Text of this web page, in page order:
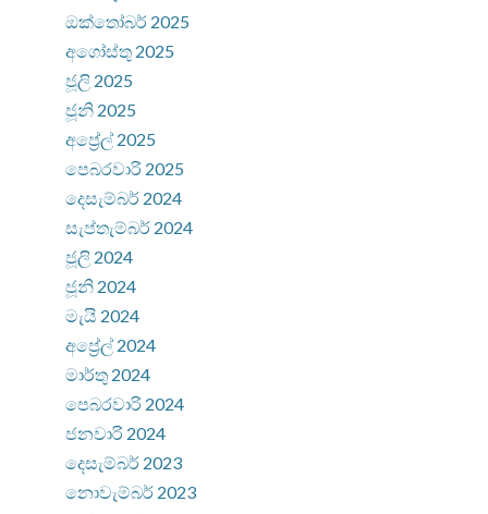
ඔක්තෝබර් 2025
අගෝස්තු 2025
ජූලි 2025
ජූනි 2025
අප්‍රේල් 2025
පෙබරවාරි 2025
දෙසැම්බර් 2024
සැප්තැම්බර් 2024
ජූලි 2024
ජූනි 2024
මැයි 2024
අප්‍රේල් 2024
මාර්තු 2024
පෙබරවාරි 2024
ජනවාරි 2024
දෙසැම්බර් 2023
නොවැම්බර් 2023